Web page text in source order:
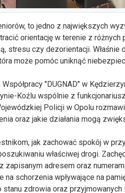
to jedno z największych
orientację w terenie z
stresu czy dezorientacji. Właśnie
może pomóc uniknąć
"DUGNAD" w
Koźlu wspólnie z
Policji w Opolu
oraz jakie działania mogą
jak zachować spokój w
właściwej drogi.
zapisanym adresem oraz
na schorzenia wpływające na
zdrowia oraz przyjmowanych